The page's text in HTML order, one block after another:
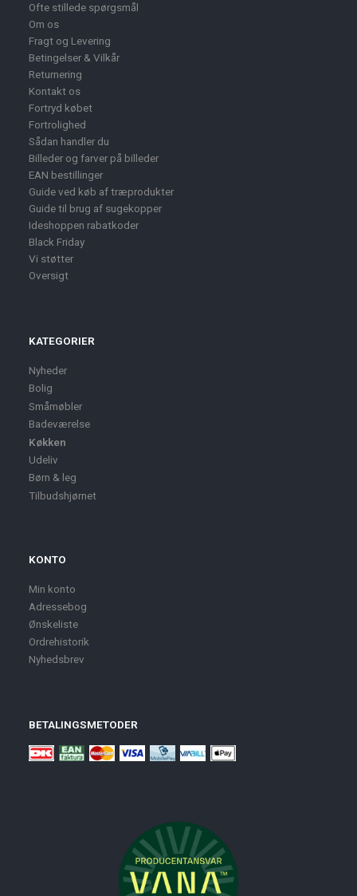
Ofte stillede spørgsmål
Om os
Fragt og Levering
Betingelser & Vilkår
Returnering
Kontakt os
Fortryd købet
Fortrolighed
Sådan handler du
Billeder og farver på billeder
EAN bestillinger
Guide ved køb af træprodukter
Guide til brug af sugekopper
Ideshoppen rabatkoder
Black Friday
Vi støtter
Oversigt
KATEGORIER
Nyheder
Bolig
Småmøbler
Badeværelse
Køkken
Udeliv
Børn & leg
Tilbudshjørnet
KONTO
Min konto
Adressebog
Ønskeliste
Ordrehistorik
Nyhedsbrev
BETALINGSMETODER